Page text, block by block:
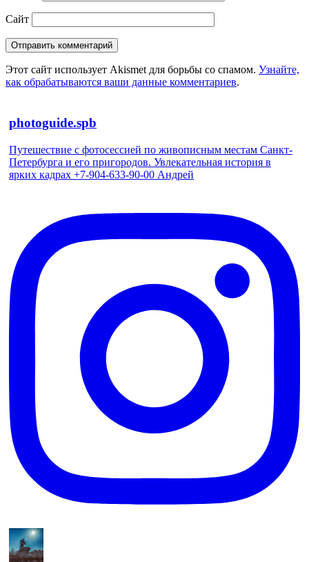
Сайт
Этот сайт использует Akismet для борьбы со спамом. Узнайте,
как обрабатываются ваши данные комментариев.
photoguide.spb
Путешествие с фотосессией по живописным местам Санкт-
Петербурга и его пригородов. Увлекательная история в
ярких кадрах +7-904-633-90-00 Андрей